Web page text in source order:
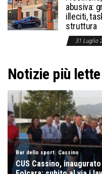
abusiva:
illeciti,
struttura
31 Luglio
Notizie più lette